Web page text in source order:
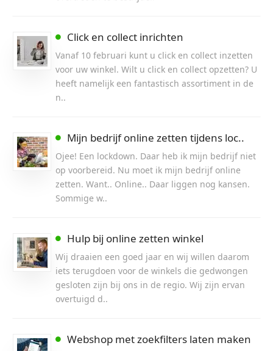
Click en collect inrichten
Vanaf 10 februari kunt u click en collect inzetten
voor uw winkel. Wilt u click en collect opzetten? U
heeft namelijk een fantastisch assortiment in de
n..
Mijn bedrijf online zetten tijdens loc..
Ojee! Een lockdown. Daar heb ik mijn bedrijf niet
op voorbereid. Nu moet ik mijn bedrijf online
zetten. Want.. Online.. Daar liggen nog kansen.
Sommige w..
Hulp bij online zetten winkel
Wij draaien een goed jaar en wij willen daarom
iets terugdoen voor de winkels die gedwongen
gesloten zijn bij ons in de regio. Wij zijn ervan
overtuigd d..
Webshop met zoekfilters laten maken